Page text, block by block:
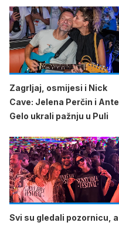
Zagrljaj, osmijesi i Nick
Cave: Jelena Perčin i Ante
Gelo ukrali pažnju u Puli
Svi su gledali pozornicu, a